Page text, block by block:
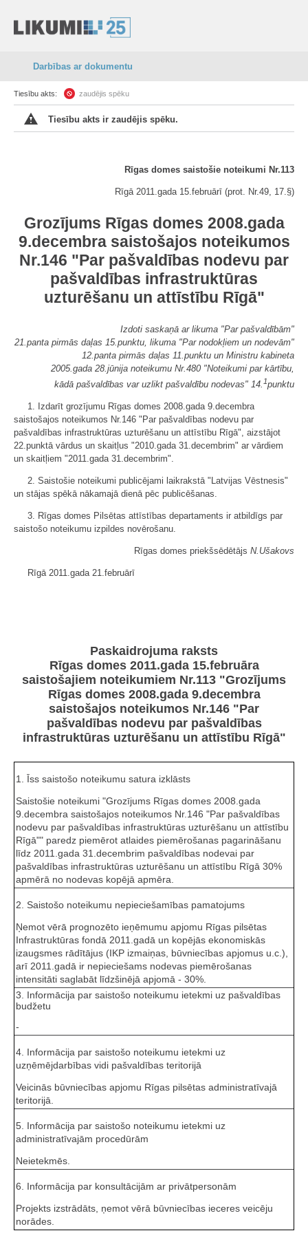
Darbības ar dokumentu
Tiesību akts: zaudējis spēku
Tiesību akts ir zaudējis spēku.
Rīgas domes saistošie noteikumi Nr.113
Rīgā 2011.gada 15.februārī (prot. Nr.49, 17.§)
Grozījums Rīgas domes 2008.gada
9.decembra saistošajos noteikumos
Nr.146 "Par pašvaldības nodevu par
pašvaldības infrastruktūras
uzturēšanu un attīstību Rīgā"
Izdoti saskaņā ar likuma "Par pašvaldībām"
21.panta pirmās daļas 15.punktu, likuma "Par nodokļiem un nodevām"
12.panta pirmās daļas 11.punktu un Ministru kabineta
2005.gada 28.jūnija noteikumu Nr.480 "Noteikumi par kārtību,
kādā pašvaldības var uzlikt pašvaldību nodevas" 14. 1punktu
1. Izdarīt grozījumu Rīgas domes 2008.gada 9.decembra
saistošajos noteikumos Nr.146 "Par pašvaldības nodevu par
pašvaldības infrastruktūras uzturēšanu un attīstību Rīgā", aizstājot
22.punktā vārdus un skaitļus "2010.gada 31.decembrim" ar vārdiem
un skaitļiem "2011.gada 31.decembrim".
2. Saistošie noteikumi publicējami laikrakstā "Latvijas Vēstnesis"
un stājas spēkā nākamajā dienā pēc publicēšanas.
3. Rīgas domes Pilsētas attīstības departaments ir atbildīgs par
saistošo noteikumu izpildes novērošanu.
Rīgas domes priekšsēdētājs N.Ušakovs
Rīgā 2011.gada 21.februārī
Paskaidrojuma raksts
Rīgas domes 2011.gada 15.februāra
saistošajiem noteikumiem Nr.113 "Grozījums
Rīgas domes 2008.gada 9.decembra
saistošajos noteikumos Nr.146 "Par
pašvaldības nodevu par pašvaldības
infrastruktūras uzturēšanu un attīstību Rīgā"
1. Īss saistošo noteikumu satura izklāsts
Saistošie noteikumi "Grozījums Rīgas domes 2008.gada
9.decembra saistošajos noteikumos Nr.146 "Par pašvaldības
nodevu par pašvaldības infrastruktūras uzturēšanu un attīstību
Rīgā"" paredz piemērot atlaides piemērošanas pagarināšanu
līdz 2011.gada 31.decembrim pašvaldības nodevai par
pašvaldības infrastruktūras uzturēšanu un attīstību Rīgā 30%
apmērā no nodevas kopējā apmēra.
2. Saistošo noteikumu nepieciešamības pamatojums
Ņemot vērā prognozēto ieņēmumu apjomu Rīgas pilsētas
Infrastruktūras fondā 2011.gadā un kopējās ekonomiskās
izaugsmes rādītājus (IKP izmaiņas, būvniecības apjomus u.c.),
arī 2011.gadā ir nepieciešams nodevas piemērošanas
intensitāti saglabāt līdzšinējā apjomā - 30%.
3. Informācija par saistošo noteikumu ietekmi uz pašvaldības
budžetu
-
4. Informācija par saistošo noteikumu ietekmi uz
uzņēmējdarbības vidi pašvaldības teritorijā
Veicinās būvniecības apjomu Rīgas pilsētas administratīvajā
teritorijā.
5. Informācija par saistošo noteikumu ietekmi uz
administratīvajām procedūrām
Neietekmēs.
6. Informācija par konsultācijām ar privātpersonām
Projekts izstrādāts, ņemot vērā būvniecības ieceres veicēju
norādes.